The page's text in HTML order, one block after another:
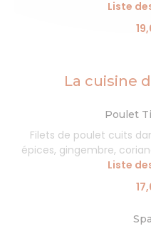
Liste
La cuisine
Poulet
Filets de poulet cuits
épices, gingembre,
Liste